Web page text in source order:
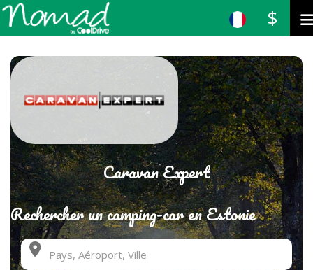
$
Caravan Expert
Rechercher un camping-car en Estonie